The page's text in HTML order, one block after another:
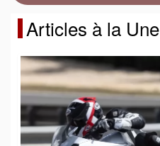
Articles à la Une